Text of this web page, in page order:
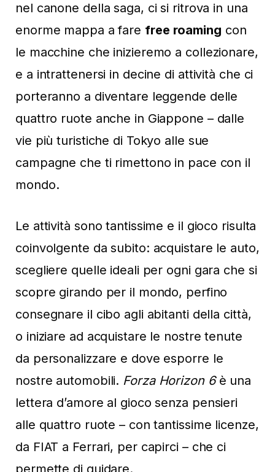
nel canone della saga, ci si ritrova in una
enorme mappa a fare free roaming con
le macchine che inizieremo a collezionare,
e a intrattenersi in decine di attività che ci
porteranno a diventare leggende delle
quattro ruote anche in Giappone – dalle
vie più turistiche di Tokyo alle sue
campagne che ti rimettono in pace con il
mondo.
Le attività sono tantissime e il gioco risulta
coinvolgente da subito: acquistare le auto,
scegliere quelle ideali per ogni gara che si
scopre girando per il mondo, perfino
consegnare il cibo agli abitanti della città,
o iniziare ad acquistare le nostre tenute
da personalizzare e dove esporre le
nostre automobili. Forza Horizon 6è una
lettera d’amore al gioco senza pensieri
alle quattro ruote – con tantissime licenze,
da FIAT a Ferrari, per capirci – che ci
permette di guidare.